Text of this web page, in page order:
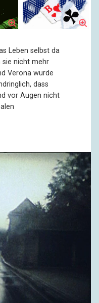
Leben selbst da
sie nicht mehr
Verona wurde
dass
vor Augen nicht